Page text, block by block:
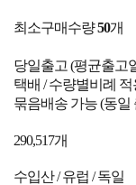
최소구매수량50개
당일출고 (평균출고
택배 / 수량별비례
묶음배송 가능 (동일
290,517개
수입산 / 유럽 / 독일